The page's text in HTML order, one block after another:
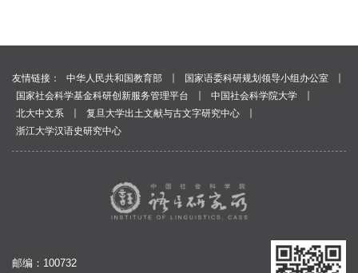
友情链接： 中华人民共和国教育部 国家语委科研规划领导小组办公室
国家社会科学基金科研创新服务管理平台
中国社会科学院大学
北大中文系
复旦大学出土文献与古文字研究中心
浙江大学汉语史研究中心
邮编：100732